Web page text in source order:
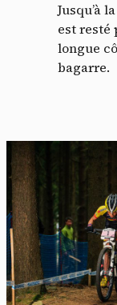
Jusqu’à
est resté
longue
bagarre.